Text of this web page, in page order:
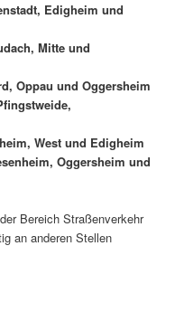
Edigheim und
Mitte und
Oppau und Oggersheim
West und Edigheim
Oggersheim und
Bereich Straßenverkehr
an anderen Stellen